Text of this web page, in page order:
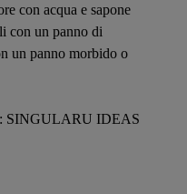
con acqua e sapone
con un panno di
un panno morbido o
: SINGULARU IDEAS